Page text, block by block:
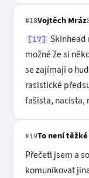
#18Vojtěch Mráz
[17]
Skinhead
možné že si
se zajímají o
rasistické
fašista, nacista,
#19To není
Přečetl jsem a
komunikovat